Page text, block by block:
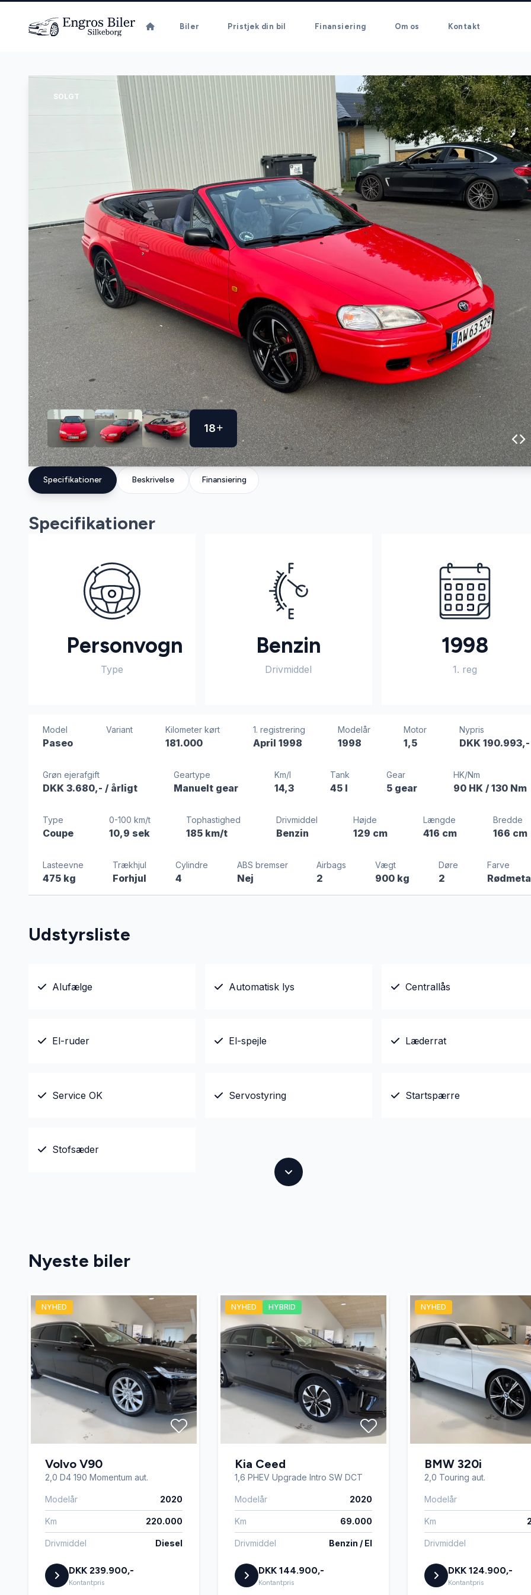
Biler Pristjek din bil Finansiering Om os Kontakt
SOLGT
18
Specifikationer Beskrivelse Finansiering
Specifikationer
Personvogn
Type
Benzin
Drivmiddel
1998
1. reg
Model
Paseo
Variant Kilometer kørt
181.000
1. registrering
April 1998
Modelår
1998
Motor
1,5
Nypris
DKK 190.993,-
Grøn ejerafgift
DKK 3.680,- / årligt
Geartype
Manuelt gear
Km/l
14,3
Tank
45 l
Gear
5 gear
HK/Nm
90 HK / 130 Nm
Type
Coupe
0-100 km/t
10,9 sek
Tophastighed
185 km/t
Drivmiddel
Benzin
Højde
129 cm
Længde
416 cm
Bredde
166 cm
Lasteevne
475 kg
Trækhjul
Forhjul
Cylindre
4
ABS bremser
Nej
Airbags
2
Vægt
900 kg
Døre
2
Farve
Udstyrsliste
Alufælge Automatisk lys Centrallås
El-ruder El-spejle Læderrat
Service OK Servostyring Startspærre
Stofsæder
Nyeste biler
NYHED
Volvo V90
2,0 D4 190 Momentum aut.
Modelår 2020
Km 220.000
Drivmiddel Diesel
DKK 239.900,-
Kontantpris
NYHED HYBRID
Kia Ceed
1,6 PHEV Upgrade Intro SW DCT
Modelår 2020
Km 69.000
Drivmiddel Benzin / El
DKK 144.900,-
Kontantpris
NYHED
BMW 320i
2,0 Touring aut.
Modelår
Km
Drivmiddel
DKK 124.900,-
Kontantpris